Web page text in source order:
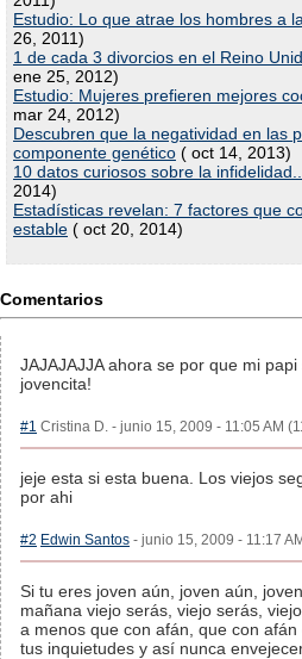
Estudio: Lo que atrae los hombres a
26, 2011)
1 de cada 3 divorcios en el Reino
ene 25, 2012)
Estudio: Mujeres prefieren mejores
mar 24, 2012)
Descubren que la negatividad en las
componente genético ( oct 14, 2013)
10 datos curiosos sobre la
2014)
Estadísticas revelan: 7 factores que
estable ( oct 20, 2014)
Comentarios
JAJAJAJJA ahora se por que mi
jovencita!
#1 Cristina D. - junio 15, 2009 - 11:05 AM
jeje esta si esta buena. Los viejos
por ahi
#2 Edwin Santos - junio 15, 2009 - 11:17
Si tu eres joven aún, joven aún, joven
mañana viejo serás, viejo serás,
a menos que con afán, que con afán
tus inquietudes y así nunca